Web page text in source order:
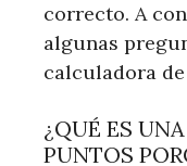
correcto. A
algunas
calculadora
¿QUÉ ES
PUNTOS